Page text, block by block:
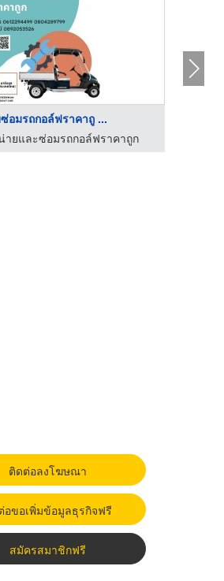
อมรถกอล์ฟราคาถู ...
ายและซ่อมรถกอล์ฟราคาถูก
ติดต่อลงโฆษณา
อขอเพิ่มข้อมูลธุรกิจฟรี
สมัครสมาชิกฟรี